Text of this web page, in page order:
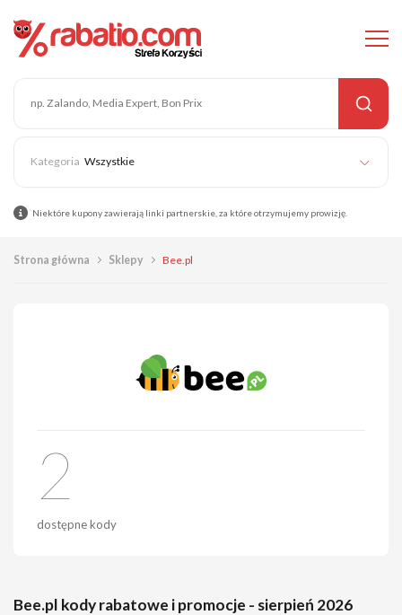
Wszystkie
Niektóre kupony zawierają linki partnerskie, za które otrzymujemy prowizję.
Strona główna Sklepy Bee.pl
2
dostępne kody
Bee.pl kody rabatowe i promocje - sierpień 2026